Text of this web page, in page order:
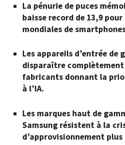
La pénurie de puces
baisse record de 13,9
mondiales de
Les appareils d’entrée de
disparaître complètement
fabricants donnant la
à l’IA.
Les marques haut de
Samsung résistent à la
d’approvisionnement